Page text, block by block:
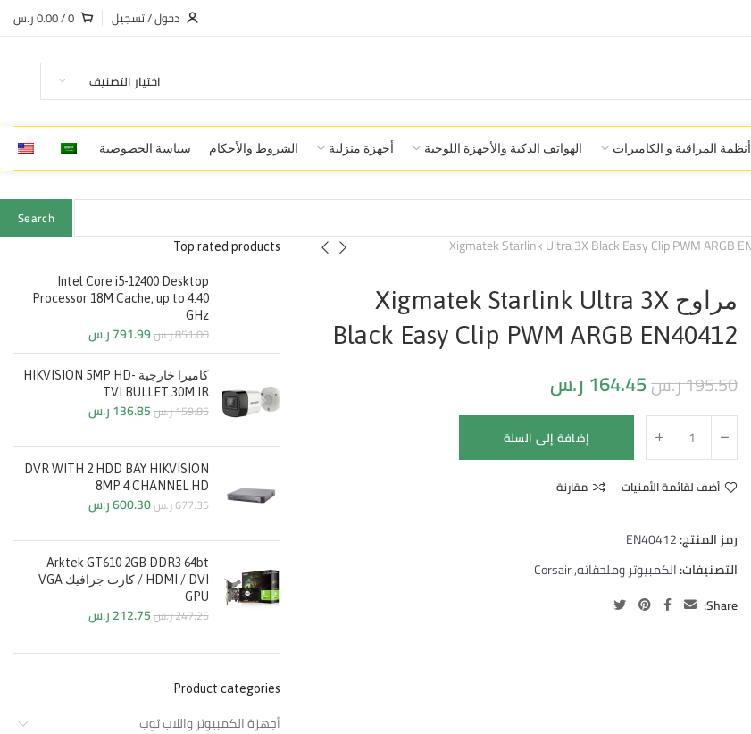
دخول / تسجيل 0
/
0.00ر.س
اختيار التصنيف
أنظمة المراقبة و الكاميرات الهواتف الذكية والأجهزة اللوحية أجهزة منزلية الشروط والأحكام سياسة الخصوصية
Search
مراوح Xigmatek Starlink Ultra 3X
Black Easy Clip PWM ARGB EN40412
195.50ر.س164.45ر.س
إضافة إلى السلة
أضف لقائمة الأمنيات مقارنة
رمز المنتج:EN40412
التصنيفات:الكمبيوتر وملحقاته,
Corsair
Share:
Top rated products
Intel Core i5-12400 Desktop
Processor 18M Cache, up to 4.40
GHz
851.00ر.س791.99ر.س
كاميرا خارجية HIKVISION 5MP HD-
TVI BULLET 30M IR
159.85ر.س136.85ر.س
DVR WITH 2 HDD BAY HIKVISION
8MP 4 CHANNEL HD
677.35ر.س600.30ر.س
Arktek GT610 2GB DDR3 64bt
HDMI / DVI / كارت جرافيك VGA
GPU
247.25ر.س212.75ر.س
Product categories
أجهزة الكمبيوتر واللاب توب